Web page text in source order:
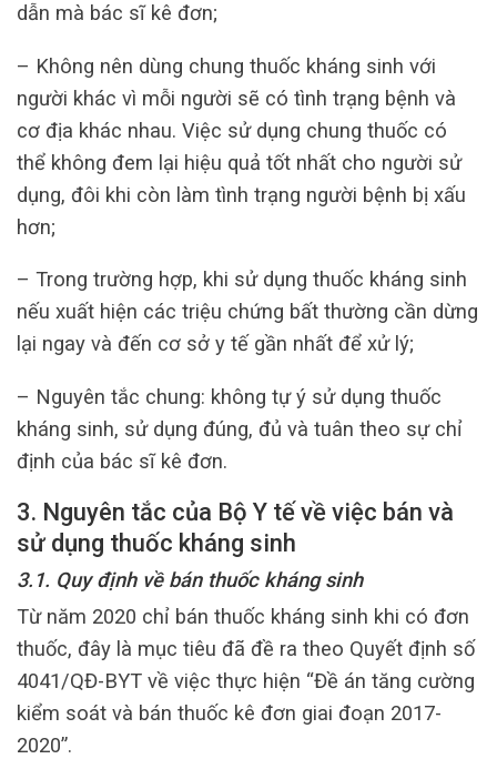
dẫn mà bác sĩ kê đơn;
– Không nên dùng chung thuốc kháng sinh với
người khác vì mỗi người sẽ có tình trạng bệnh và
cơ địa khác nhau. Việc sử dụng chung thuốc có
thể không đem lại hiệu quả tốt nhất cho người sử
dụng, đôi khi còn làm tình trạng người bệnh bị xấu
hơn;
– Trong trường hợp, khi sử dụng thuốc kháng sinh
nếu xuất hiện các triệu chứng bất thường cần dừng
lại ngay và đến cơ sở y tế gần nhất để xử lý;
– Nguyên tắc chung: không tự ý sử dụng thuốc
kháng sinh, sử dụng đúng, đủ và tuân theo sự chỉ
định của bác sĩ kê đơn.
3. Nguyên tắc của Bộ Y tế về việc bán và
sử dụng thuốc kháng sinh
3.1. Quy định về bán thuốc kháng sinh
Từ năm 2020 chỉ bán thuốc kháng sinh khi có đơn
thuốc, đây là mục tiêu đã đề ra theo Quyết định số
4041/QĐ-BYT về việc thực hiện “Đề án tăng cường
kiểm soát và bán thuốc kê đơn giai đoạn 2017-
2020”.